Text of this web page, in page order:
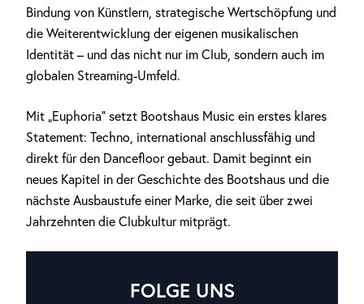
Bindung von Künstlern, strategische Wertschöpfung und
die Weiterentwicklung der eigenen musikalischen
Identität – und das nicht nur im Club, sondern auch im
globalen Streaming-Umfeld.
Mit „Euphoria” setzt Bootshaus Music ein erstes klares
Statement: Techno, international anschlussfähig und
direkt für den Dancefloor gebaut. Damit beginnt ein
neues Kapitel in der Geschichte des Bootshaus und die
nächste Ausbaustufe einer Marke, die seit über zwei
Jahrzehnten die Clubkultur mitprägt.
FOLGE UNS